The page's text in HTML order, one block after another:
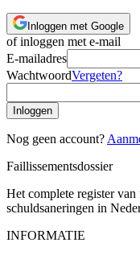
Inloggen met Google
of inloggen met e-mail
E-mailadres
WachtwoordVergeten?
Inloggen
Nog geen account?
Faillissementsdossier
Het complete register van
schuldsaneringen in
INFORMATIE